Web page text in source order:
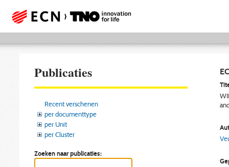
Publicaties
Recent verschenen
per documenttype
per Unit
per Cluster
Zoeken naar publicaties: